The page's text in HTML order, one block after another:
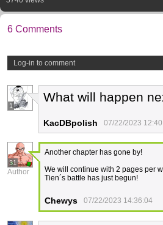
6 Comments
Log-in to comment
1
What will happen
KacDBpolish 07/22/2023
31
Author
Another chapter has gone by!
We will continue with 2 pages per
Tien´s battle has just begun!
Chewys 07/22/2023 14:36:04